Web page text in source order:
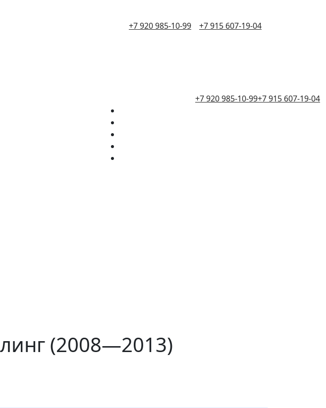
+7 920 985-10-99 +7 915 607-19-04
+7 920 985-10-99+7 915 607-19-04
(2008—2013)